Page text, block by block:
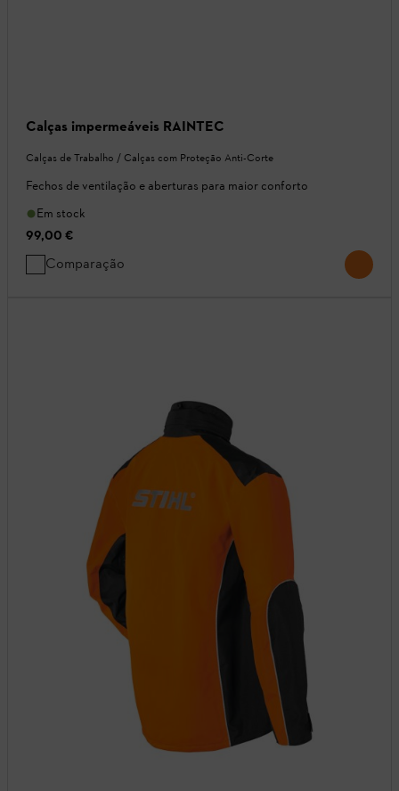
Calças impermeáveis RAINTEC
Calças de Trabalho / Calças com Proteção Anti-Corte
Fechos de ventilação e aberturas para maior conforto
Em stock
99,00 €
Comparação